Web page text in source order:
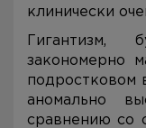
клинически
Гигантизм,
закономерно
подростковом
аномально
сравнению со